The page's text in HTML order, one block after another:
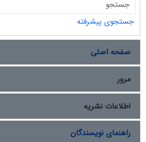
جستجوی پیشرفته
صفحه اصلی
مرور
اطلاعات نشریه
راهنمای نویسندگان